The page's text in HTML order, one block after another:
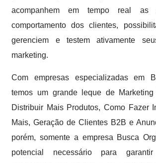
acompanhem em tempo real as
comportamento dos clientes,
gerenciem e testem ativamente
marketing.
Com empresas especializadas em
temos um grande leque de
Distribuir Mais Produtos, Como Fazer
Mais, Geração de Clientes B2B e
porém, somente a empresa Busca
potencial necessário para